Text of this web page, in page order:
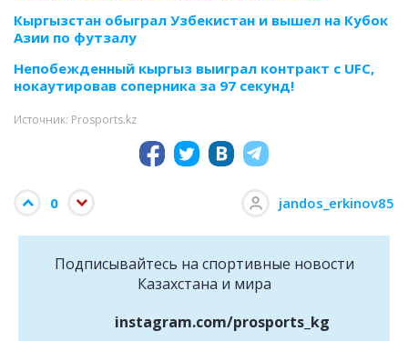
Кыргызстан обыграл Узбекистан и вышел на Кубок
Азии по футзалу
Непобежденный кыргыз выиграл контракт с UFC,
нокаутировав соперника за 97 секунд!
Источник: Prosports.kz
0 jandos_erkinov85
Подписывайтесь на cпортивные новости
Казахстана и мира
instagram.com/prosports_kg